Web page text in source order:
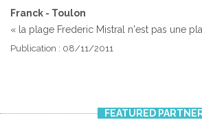
Franck - Toulon
« la plage Frederic Mistral n'est pas une
Publication : 08/11/2011
FEATURED